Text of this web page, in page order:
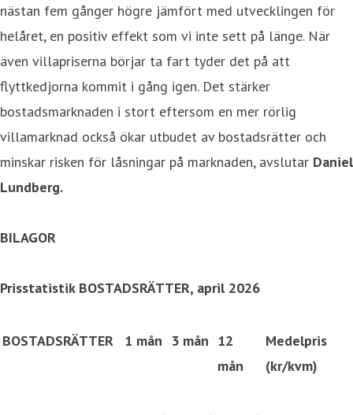
nästan fem gånger högre jämfört med utvecklingen för
helåret, en positiv effekt som vi inte sett på länge. När
även villapriserna börjar ta fart tyder det på att
flyttkedjorna kommit i gång igen. Det stärker
bostadsmarknaden i stort eftersom en mer rörlig
villamarknad också ökar utbudet av bostadsrätter och
minskar risken för låsningar på marknaden, avslutar Daniel
Lundberg.
BILAGOR
Prisstatistik BOSTADSRÄTTER, april 2026
BOSTADSRÄTTER 1 mån 3 mån 12
mån
Medelpris
(kr/kvm)